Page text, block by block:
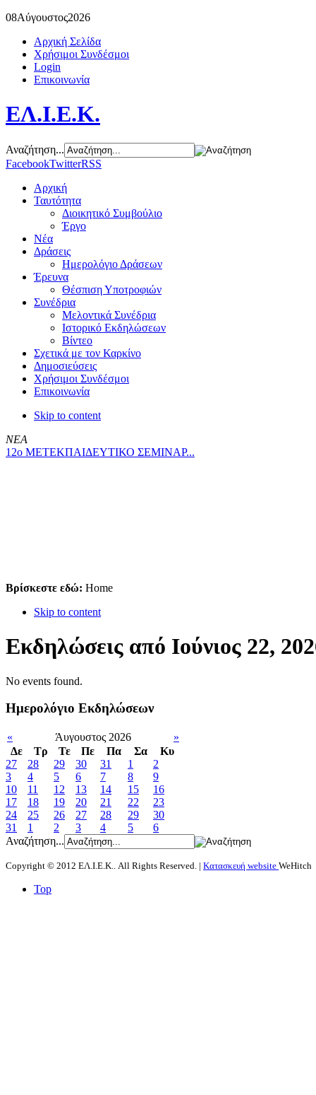
08Αύγουστος2026
Αρχική Σελίδα
Χρήσιμοι Συνδέσμοι
Login
Επικοινωνία
ΕΛ.Ι.Ε.Κ.
Αναζήτηση...
FacebookTwitterRSS
Αρχική
Ταυτότητα
Διοικητικό Συμβούλιο
Έργο
Νέα
Δράσεις
Ημερολόγιο Δράσεων
Έρευνα
Θέσπιση Υποτροφιών
Συνέδρια
Μελοντικά Συνέδρια
Ιστορικό Εκδηλώσεων
Βίντεο
Σχετικά με τον Καρκίνο
Δημοσιεύσεις
Χρήσιμοι Συνδέσμοι
Επικοινωνία
Skip to content
ΝΕΑ
12ο ΜΕΤΕΚΠΑΙΔΕΥΤΙΚΟ ΣΕΜΙΝΑΡ...
Βρίσκεστε εδώ: Home
Skip to content
Εκδηλώσεις από Ιούνιος 22,
No events found.
Ημερολόγιο Εκδηλώσεων
« Άυγουστος 2026
»
Δε
Tρ Τε Πε Πα Σα
Κυ
27
28 29 30 31 1
2
3
4 5 6 7 8
9
10
11 12 13 14 15
16
17
18 19 20 21 22
23
24
25 26 27 28 29
30
31
1 2 3 4 5
6
Αναζήτηση...
Copyright © 2012 ΕΛ.Ι.Ε.Κ.. All Rights Reserved. | Κατασκευή website WeHitch
Top